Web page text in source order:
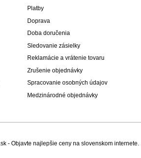
Platby
Doprava
Doba doručenia
Sledovanie zásielky
Reklamácie a vrátenie tovaru
Zrušenie objednávky
Spracovanie osobných údajov
Medzinárodné objednávky